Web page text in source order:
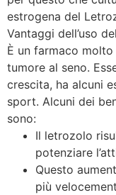
estrogena del
Vantaggi dell’uso
È un farmaco
tumore al seno.
crescita, ha alcuni
sport. Alcuni dei
sono:
Il letrozolo
potenziare
Questo
più